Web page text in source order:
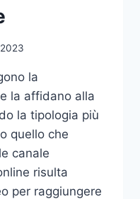
la
la affidano alla
la tipologia più
quello che
canale
risulta
per raggiungere